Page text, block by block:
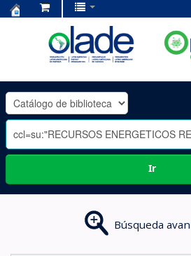
OLADE
-
Ir
Búsqueda